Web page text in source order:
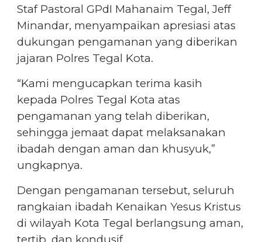
Staf Pastoral GPdI Mahanaim Tegal, Jeff
Minandar, menyampaikan apresiasi atas
dukungan pengamanan yang diberikan
jajaran Polres Tegal Kota.
“Kami mengucapkan terima kasih
kepada Polres Tegal Kota atas
pengamanan yang telah diberikan,
sehingga jemaat dapat melaksanakan
ibadah dengan aman dan khusyuk,”
ungkapnya.
Dengan pengamanan tersebut, seluruh
rangkaian ibadah Kenaikan Yesus Kristus
di wilayah Kota Tegal berlangsung aman,